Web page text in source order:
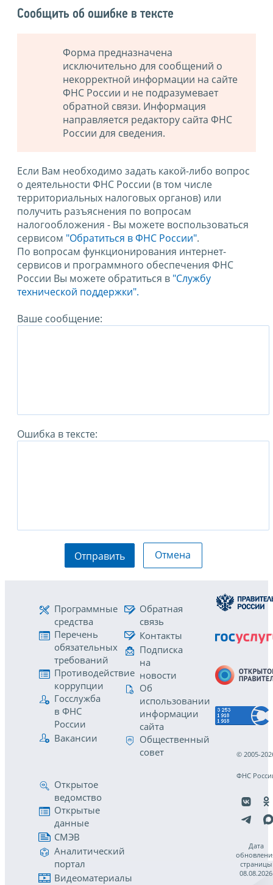
Сообщить об ошибке в тексте
Форма предназначена
исключительно для сообщений о
некорректной информации на сайте
ФНС России и не подразумевает
обратной связи. Информация
направляется редактору сайта ФНС
России для сведения.
Если Вам необходимо задать какой-либо вопрос
о деятельности ФНС России (в том числе
территориальных налоговых органов) или
получить разъяснения по вопросам
налогообложения - Вы можете воспользоваться
сервисом "Обратиться в ФНС России".
По вопросам функционирования интернет-
сервисов и программного обеспечения ФНС
России Вы можете обратиться в "Службу
технической поддержки".
Ваше сообщение:
Ошибка в тексте:
Отправить Отмена
Программные
средства
Перечень
обязательных
требований
Противодействие
коррупции
Госслужба
в ФНС
России
Вакансии
Обратная
связь
Контакты
Подписка
на
новости
Об
использовании
информации
сайта
Общественный
совет
Открытое
ведомство
Открытые
данные
СМЭВ
Аналитический
портал
Видеоматериалы
© 2005-
ФНС
Дата
страницы
08.08.2026